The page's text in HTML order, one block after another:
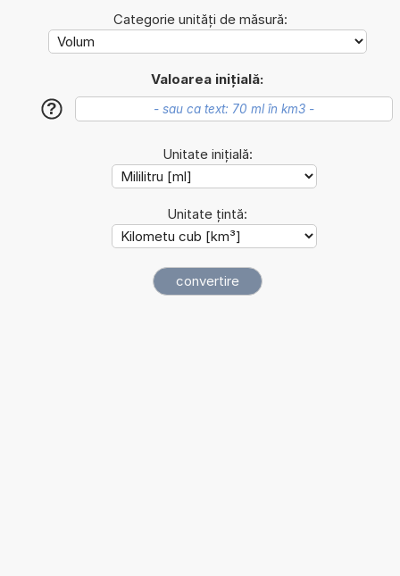
Categorie unități de măsură:
Valoarea inițială:
?
Unitate inițială:
Unitate țintă: